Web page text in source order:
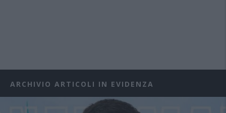
ARCHIVIO ARTICOLI IN EVIDENZA